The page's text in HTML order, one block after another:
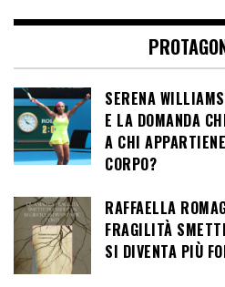
SERENA
E LA DOMANDA
A CHI
CORPO?
RAFFAELLA
FRAGILITÀ
SI DIVENTA PIÙ